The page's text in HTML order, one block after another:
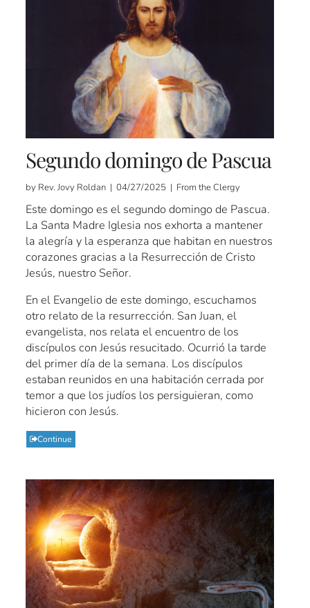
Segundo domingo de Pascua
by Rev. Jovy Roldan | 04/27/2025 | From the Clergy
Este domingo es el segundo domingo de Pascua.
La Santa Madre Iglesia nos exhorta a mantener
la alegría y la esperanza que habitan en nuestros
corazones gracias a la Resurrección de Cristo
Jesús, nuestro Señor.
En el Evangelio de este domingo, escuchamos
otro relato de la resurrección. San Juan, el
evangelista, nos relata el encuentro de los
discípulos con Jesús resucitado. Ocurrió la tarde
del primer día de la semana. Los discípulos
estaban reunidos en una habitación cerrada por
temor a que los judíos los persiguieran, como
hicieron con Jesús.
Continue